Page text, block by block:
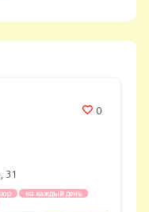
0
31
на каждый день